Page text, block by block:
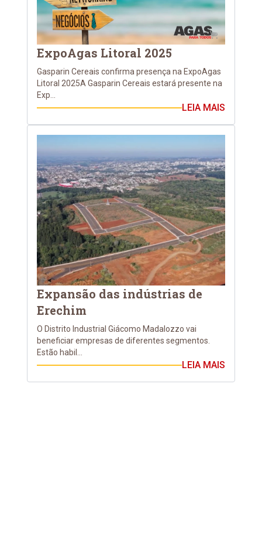
ExpoAgas Litoral 2025
Gasparin Cereais confirma presença na ExpoAgas
Litoral 2025A Gasparin Cereais estará presente na
Exp...
LEIA MAIS
Expansão das indústrias de
Erechim
O Distrito Industrial Giácomo Madalozzo vai
beneficiar empresas de diferentes segmentos.
Estão habil...
LEIA MAIS